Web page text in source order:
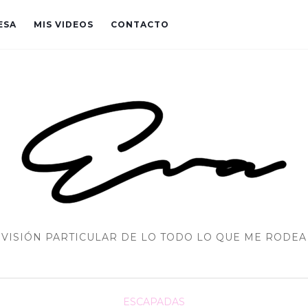
MIS VIDEOS CONTACTO
VISIÓN PARTICULAR DE LO TODO LO QUE ME RODEA
ESCAPADAS